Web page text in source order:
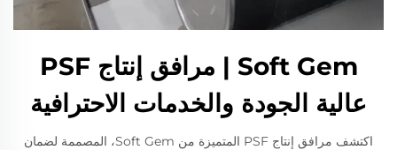
Soft Gem | مرافق إنتاج PSF
عالية الجودة والخدمات الاحترافية
اكتشف مرافق إنتاج PSF المتميزة من Soft Gem، المصممة لضمان